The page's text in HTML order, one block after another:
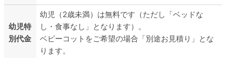
幼児特
別代金
幼児（2歳未満）は無料です（ただし「ベッドな
し・食事なし」となります）。
ベビーコットをご希望の場合「別途お見積り」とな
ります。